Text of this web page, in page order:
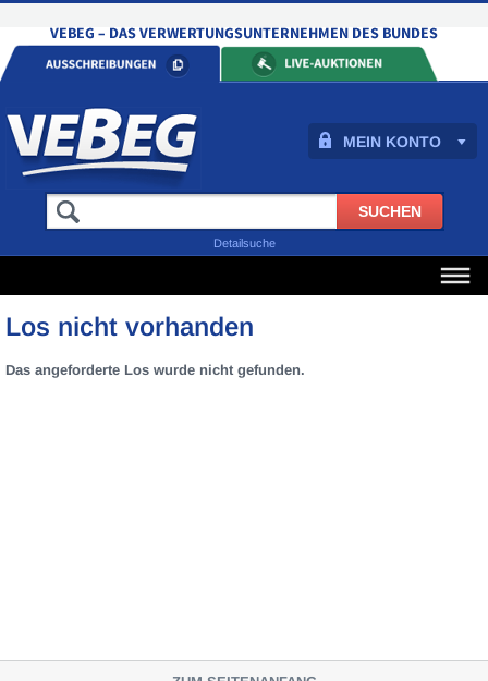
MEIN KONTO
Detailsuche
Los nicht vorhanden
Das angeforderte Los wurde nicht gefunden.